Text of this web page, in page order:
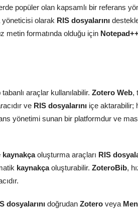
popüler olan kapsamlı bir referans
yöneticisi olarak RIS dosyalarını
metin formatında olduğu için
araçlar kullanılabilir. Zotero Web,
ve RIS dosyalarını içe aktarabilir;
yönetimi sunan bir platformdur ve
kaynakçaoluşturma araçları RIS
kaynakçaoluşturabilir. ZoteroBib,
dosyalarını doğrudan Zotero veya